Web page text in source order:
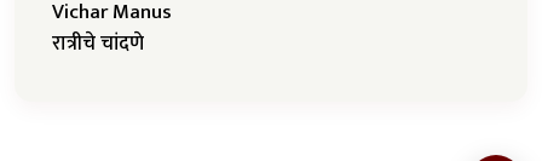
Vichar Manus
रात्रीचे चांदणे